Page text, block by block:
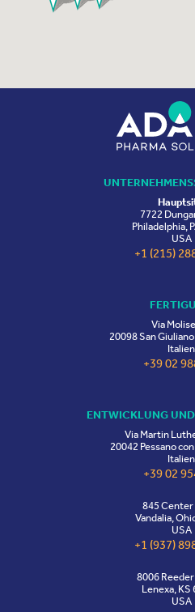
7722
Philadelphia,
USA
+1 (215)
Via
20098 San
Italien
+39 02
ENTWICKLUNG
Via Martin
20042 Pessano
Italien
+39 02
845
Vandalia,
USA
+1 (937)
8006
Lenexa, KS
USA